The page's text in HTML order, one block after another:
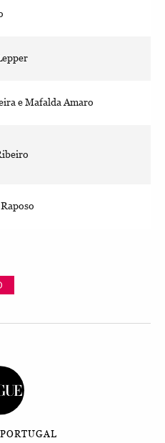
e Mafalda Amaro